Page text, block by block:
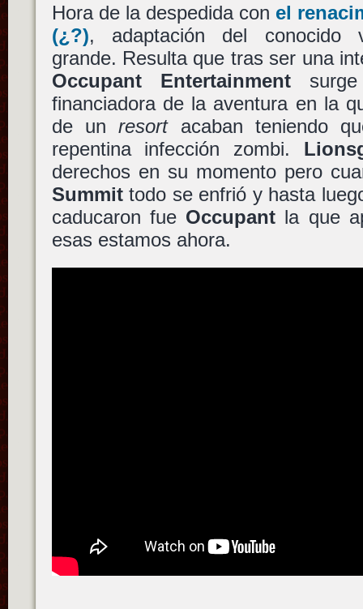
Hora de la despedida con el
(¿?), adaptación del conocido
grande. Resulta que tras ser una
Occupant Entertainmentsurge
financiadora de la aventura en la
de unresortacaban teniendo
repentina infección zombi.
derechos en su momento pero
Summittodo se enfrió y hasta
caducaron fue Occupant la que
esas estamos ahora.